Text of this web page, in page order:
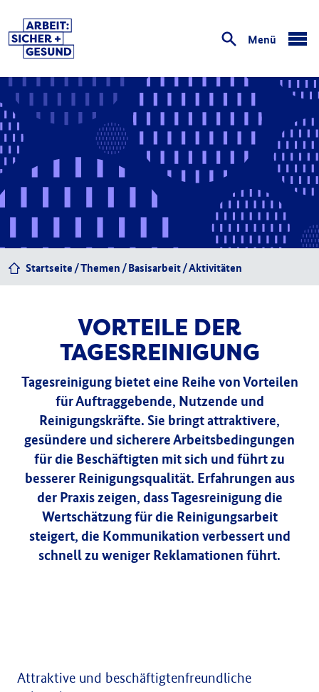
Menü
Startseite Themen Basisarbeit Aktivitäten
VORTEILE DER
TAGESREINIGUNG
Tagesreinigung bietet eine Reihe von Vorteilen
für Auftraggebende, Nutzende und
Reinigungskräfte. Sie bringt attraktivere,
gesündere und sicherere Arbeitsbedingungen
für die Beschäftigten mit sich und führt zu
besserer Reinigungsqualität. Erfahrungen aus
der Praxis zeigen, dass Tagesreinigung die
Wertschätzung für die Reinigungsarbeit
steigert, die Kommunikation verbessert und
schnell zu weniger Reklamationen führt.
Attraktive und beschäftigtenfreundliche